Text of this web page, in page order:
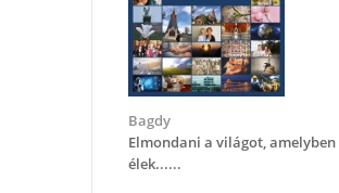
Bagdy
​Elmondani a világot, amelyben
élek......